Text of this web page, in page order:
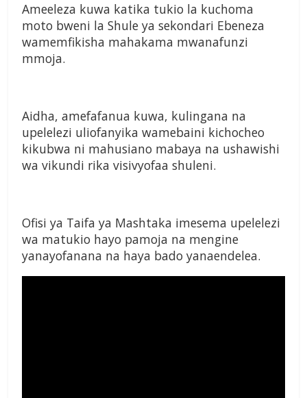
Ameeleza kuwa katika tukio la kuchoma
moto bweni la Shule ya sekondari Ebeneza
wamemfikisha mahakama mwanafunzi
mmoja.
Aidha, amefafanua kuwa, kulingana na
upelelezi uliofanyika wamebaini kichocheo
kikubwa ni mahusiano mabaya na ushawishi
wa vikundi rika visivyofaa shuleni.
Ofisi ya Taifa ya Mashtaka imesema upelelezi
wa matukio hayo pamoja na mengine
yanayofanana na haya bado yanaendelea.